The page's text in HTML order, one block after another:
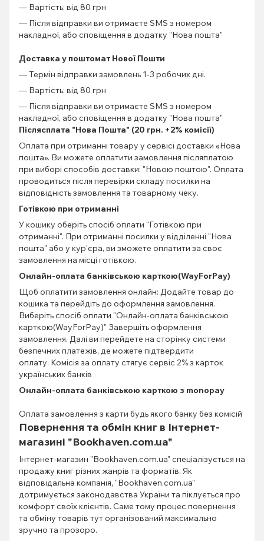
— Вартість: від 80 грн
— Після відправки ви отримаєте SMS з номером
накладної, або сповіщення в додатку "Нова пошта"
Доставка у поштомат Нової Пошти
— Термін відправки замовлень 1-3 робочих дні.
— Вартість: від 80 грн
— Після відправки ви отримаєте SMS з номером
накладної, або сповіщення в додатку "Нова пошта"
Післясплата "Нова Пошта" (20 грн. +2% комісії)
Оплата при отриманні товару у сервісі доставки «Нова
пошта». Ви можете оплатити замовлення післяплатою
при виборі способів доставки: "Новою поштою". Оплата
проводиться після перевірки складу посилки на
відповідність замовлення та товарному чеку.
Готівкою при отриманні
У кошику оберіть спосіб оплати "Готівкою при
отриманні". При отриманні посилки у відділенні "Нова
пошта" або у кур'єра, ви зможете оплатити за своє
замовлення на місці готівкою.
Онлайн-оплата банківською карткою(WayForPay)
Щоб оплатити замовлення онлайн: Додайте товар до
кошика та перейдіть до оформлення замовлення.
Виберіть спосіб оплати "Онлайн-оплата банківською
карткою(WayForPay)" Завершіть оформлення
замовлення. Далі ви перейдете на сторінку системи
безпечних платежів, де можете підтвердити
оплату. Комісія за оплату стягує сервіс 2% з карток
українських банків
Онлайн-оплата банківською карткою з monopay
Оплата замовлення з карти будь якого банку без комісій
Повернення та обмін книг в Інтернет-
магазині "Bookhaven.com.ua"
Інтернет-магазин "Bookhaven.com.ua" спеціалізується на
продажу книг різних жанрів та форматів. Як
відповідальна компанія, "Bookhaven.com.ua"
дотримується законодавства України та піклується про
комфорт своїх клієнтів. Саме тому процес повернення
та обміну товарів тут організований максимально
зручно та прозоро.